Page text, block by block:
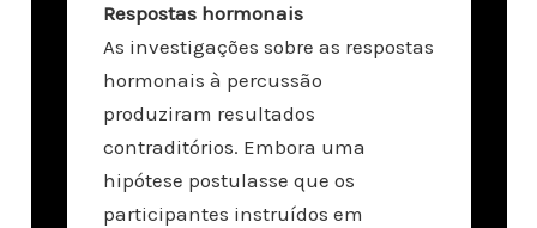
Respostas hormonais
As investigações sobre as respostas
hormonais à percussão
produziram resultados
contraditórios. Embora uma
hipótese postulasse que os
participantes instruídos em